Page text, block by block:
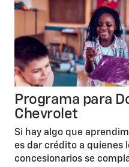
Programa para
Chevrolet
Si hay algo que
es dar crédito a quienes
concesionarios se